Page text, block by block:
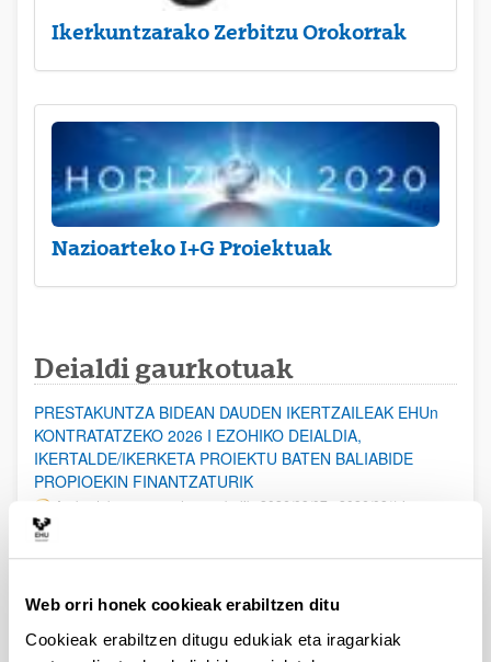
Web orri honek cookieak erabiltzen ditu
Cookieak erabiltzen ditugu edukiak eta iragarkiak
Ikerkuntzarako Zerbitzu Orokorrak
Nazioarteko I+G Proiektuak
Deialdi gaurkotuak
PRESTAKUNTZA BIDEAN DAUDEN IKERTZAILEAK EHUn
KONTRATATZEKO 2026 I EZOHIKO DEIALDIA,
IKERTALDE/IKERKETA PROIEKTU BATEN BALIABIDE
PROPIOEKIN FINANTZATURIK
Aurkezteko epea ez dago zabalik: 2026/08/07 - 2026/08/14
erosi eta berritzeko laguntzak 2026
Izapide irekia